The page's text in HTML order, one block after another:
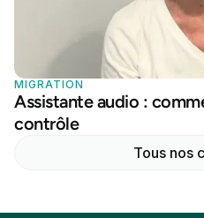
MIGRATION
Assistante audio :
contrôle
Tous nos